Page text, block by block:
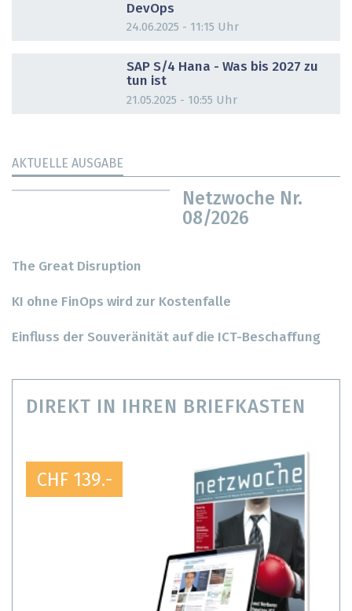
DevOps
24.06.2025 - 11:15 Uhr
SAP S/4 Hana - Was bis 2027 zu
tun ist
21.05.2025 - 10:55 Uhr
AKTUELLE AUSGABE
Netzwoche Nr.
08/2026
The Great Disruption
KI ohne FinOps wird zur Kostenfalle
Einfluss der Souveränität auf die ICT-Beschaffung
DIREKT IN IHREN BRIEFKASTEN
CHF 139.-